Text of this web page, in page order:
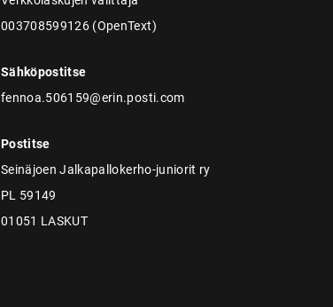
003708599126 (OpenText)
Sähköpostitse
fennoa.506159@erin.posti.com
Postitse
Seinäjoen Jalkapallokerho-juniorit ry
PL 59149
01051 LASKUT